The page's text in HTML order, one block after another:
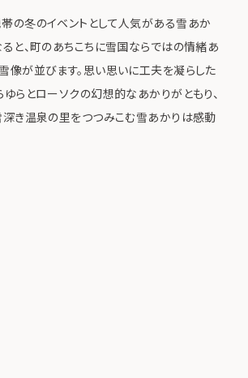
の冬のイベントとして人気がある雪あか
ると、町のあちこちに雪国ならではの情緒あ
像が並びます。思い思いに工夫を凝らした
ゆらとローソクの幻想的なあかりがともり、
深き温泉の里をつつみこむ雪あかりは感動